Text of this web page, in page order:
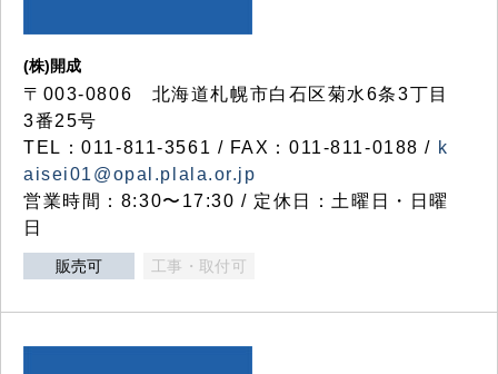
(株)開成
〒003-0806 北海道札幌市白石区菊水6条3丁目
3番25号
TEL：011-811-3561 / FAX：011-811-0188 / k
aisei01@opal.plala.or.jp
営業時間：8:30〜17:30 / 定休日：土曜日・日曜
日
販売可 工事・取付可